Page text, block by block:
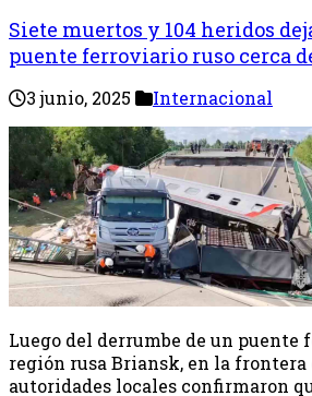
Siete muertos y 104 heridos
puente ferroviario ruso cerca
3 junio, 2025 Internacional
Luego del derrumbe de un puente
región rusa Briansk, en la frontera
autoridades locales confirmaron